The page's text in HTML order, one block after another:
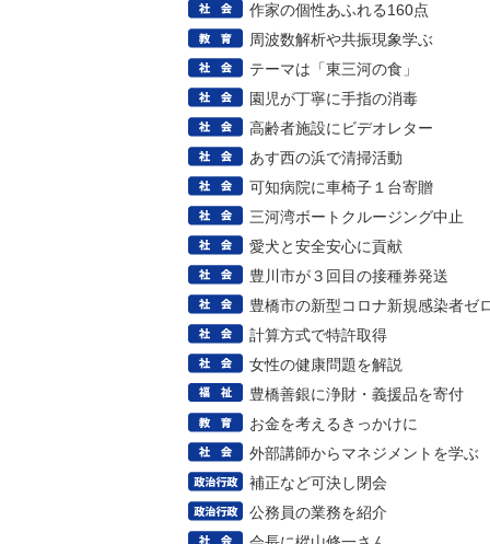
作家の個性あふれる160点
周波数解析や共振現象学ぶ
テーマは「東三河の食」
園児が丁寧に手指の消毒
高齢者施設にビデオレター
あす西の浜で清掃活動
可知病院に車椅子１台寄贈
三河湾ボートクルージング中止
愛犬と安全安心に貢献
豊川市が３回目の接種券発送
豊橋市の新型コロナ新規感染者ゼ
計算方式で特許取得
女性の健康問題を解説
豊橋善銀に浄財・義援品を寄付
お金を考えるきっかけに
外部講師からマネジメントを学ぶ
補正など可決し閉会
公務員の業務を紹介